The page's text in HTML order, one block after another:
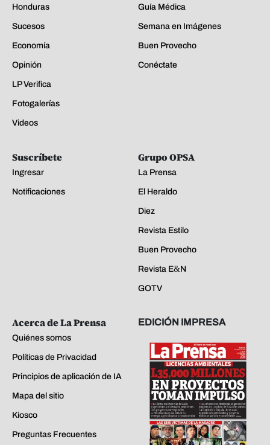
Honduras
Sucesos
Economía
Opinión
LP Verifica
Fotogalerías
Videos
Guía Médica
Semana en Imágenes
Buen Provecho
Conéctate
Suscríbete
Ingresar
Notificaciones
Grupo OPSA
La Prensa
El Heraldo
Diez
Revista Estilo
Buen Provecho
Revista E&N
GOTV
Acerca de La Prensa
Quiénes somos
Políticas de Privacidad
Principios de aplicación de IA
Mapa del sitio
Kiosco
Preguntas Frecuentes
EDICIÓN IMPRESA